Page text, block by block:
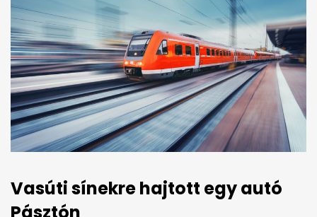
Vasúti sínekre hajtott egy autó